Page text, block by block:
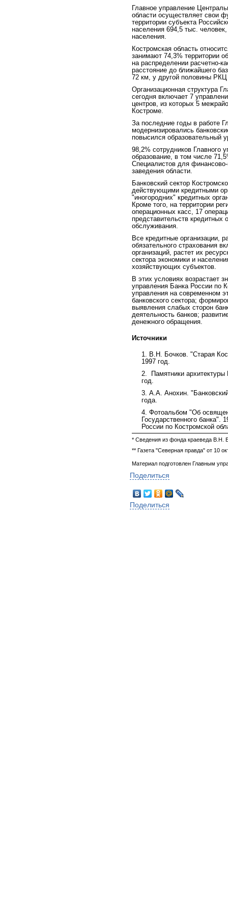
Главное управление
области осуществляет свои
территории субъекта
населения 694,5 тыс.
населения.
Костромская область
занимают 74,3% территории
на распределении расчетно-
расстояние до ближайшего
72 км, у другой половины
Организационная структура
сегодня включает 7
центров, из которых 5
Костроме.
За последние годы в работе
модернизировались
повысился образовательный
98,2% сотрудников Главного
образование, в том числе
Специалистов для
заведения области.
Банковский сектор
действующими кредитными
"иногородних" кредитных
Кроме того, на территории
операционных касс, 17
представительств кредитных
обслуживания.
Все кредитные организации,
обязательного страхования
организаций, растет их
сектора экономики и
хозяйствующих субъектов.
В этих условиях возрастает
управления Банка России по
управления на современном
банковского сектора;
выявления слабых сторон
деятельность банков;
денежного обращения.
Источники
1. В.Н. Бочков. "Старая
1997 год.
2.
Памятники
год.
3. А.А. Анохин.
года.
4. Фотоальбом "Об
Государственного банка".
России по Костромской
* Сведения из фонда краеведа В.Н.
** Газета "Северная правда" от 10
Материал подготовлен Главным
Поделиться
Поделиться